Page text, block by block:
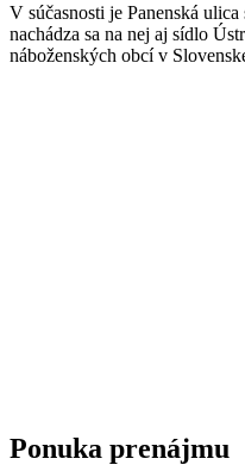
V súčasnosti je Panenská
nachádza sa na nej aj sídlo
náboženských obcí v
Ponuka prenájmu